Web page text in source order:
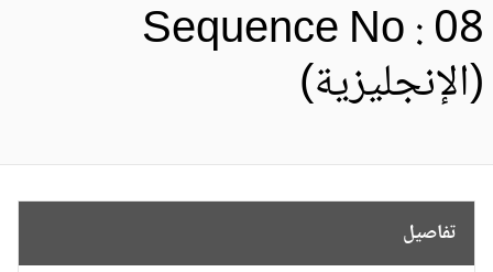
Sequence No :
تفاصيل